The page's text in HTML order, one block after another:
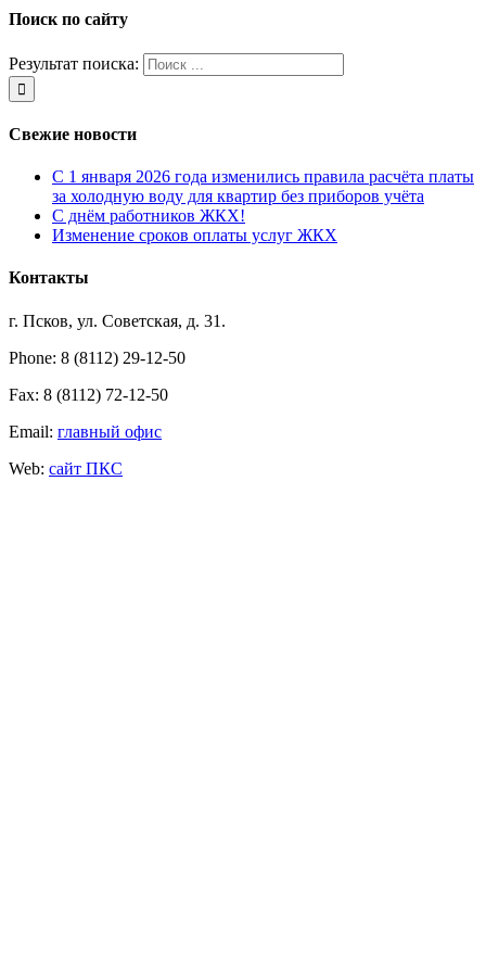
Поиск по сайту
Результат поиска:
Свежие новости
С 1 января 2026 года изменились правила расчёта платы
за холодную воду для квартир без приборов учёта
С днём работников ЖКХ!
Изменение сроков оплаты услуг ЖКХ
Контакты
г. Псков, ул. Советская, д. 31.
Phone: 8 (8112) 29-12-50
Fax: 8 (8112) 72-12-50
Email: главный офис
Web: сайт ПКС